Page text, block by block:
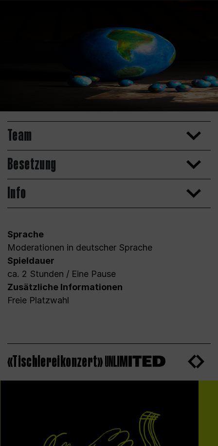
Team
Besetzung
Info
Sprache
Moderationen in deutscher Sprache
Spieldauer
ca. 2 Stunden / Eine Pause
Zusätzliche Informationen
Freie Platzwahl
«Tischlereikonzert»